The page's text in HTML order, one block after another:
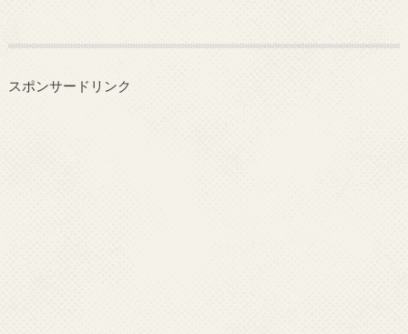
スポンサードリンク